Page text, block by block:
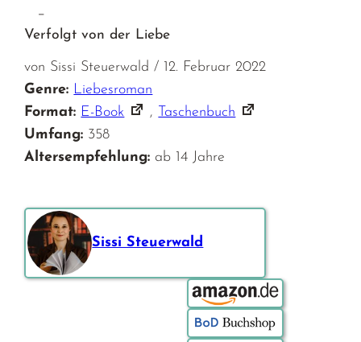
–
Verfolgt von der Liebe
von Sissi Steuerwald / 12. Februar 2022
Genre: Liebesroman
Format: E-Book , Taschenbuch
Umfang: 358
Altersempfehlung: ab 14 Jahre
Sissi Steuerwald
Bestellen über: